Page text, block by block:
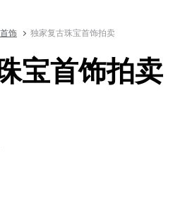
饰 独家复古珠宝首饰拍卖
宝首饰拍卖